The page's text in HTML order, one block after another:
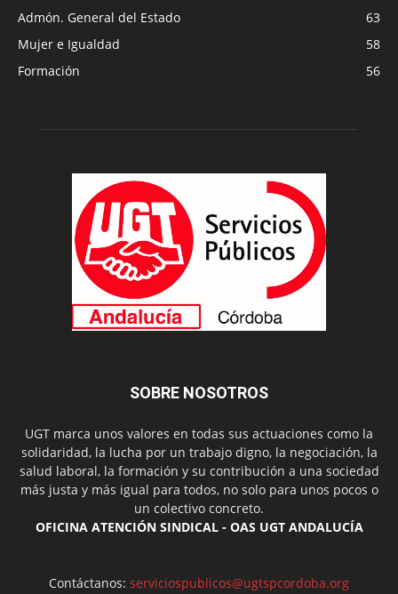
Admón. General del Estado
63
Mujer e Igualdad
58
Formación
56
SOBRE NOSOTROS
UGT marca unos valores en todas sus actuaciones como la
solidaridad, la lucha por un trabajo digno, la negociación, la
salud laboral, la formación y su contribución a una sociedad
más justa y más igual para todos, no solo para unos pocos o
un colectivo concreto.
OFICINA ATENCIÓN SINDICAL - OAS UGT ANDALUCÍA
Contáctanos: serviciospublicos@ugtspcordoba.org